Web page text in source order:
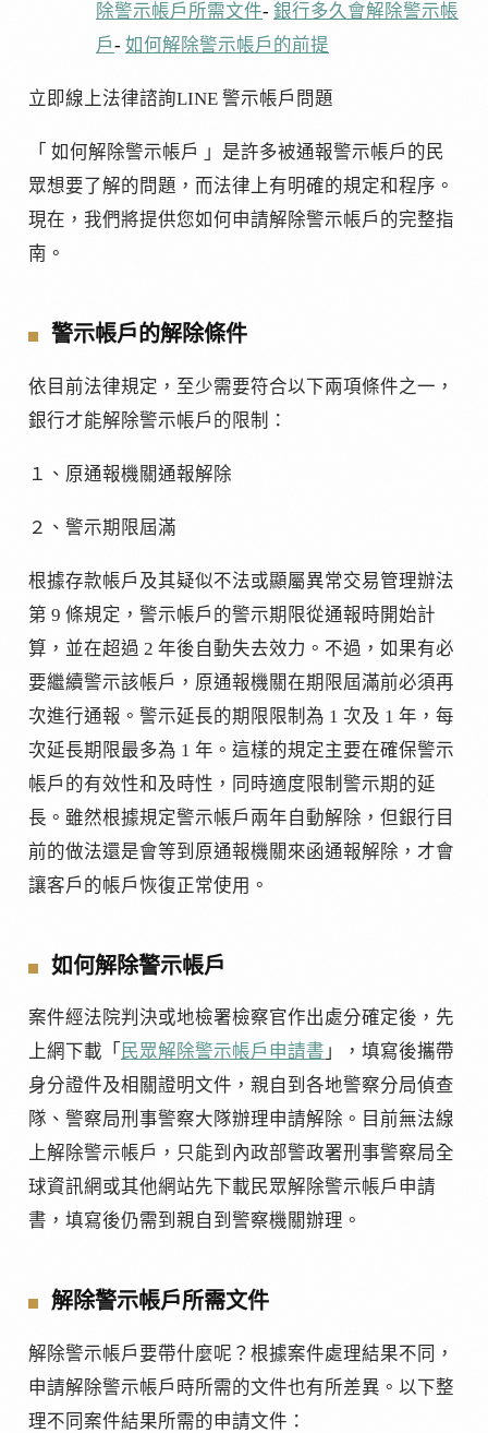
除警示帳戶所需文件- 銀行多久會解除警示帳
戶- 如何解除警示帳戶的前提
立即線上法律諮詢LINE 警示帳戶問題
「 如何解除警示帳戶 」是許多被通報警示帳戶的民
眾想要了解的問題，而法律上有明確的規定和程序。
現在，我們將提供您如何申請解除警示帳戶的完整指
南。
警示帳戶的解除條件
依目前法律規定，至少需要符合以下兩項條件之一，
銀行才能解除警示帳戶的限制：
１、原通報機關通報解除
２、警示期限屆滿
根據存款帳戶及其疑似不法或顯屬異常交易管理辦法
第 9 條規定，警示帳戶的警示期限從通報時開始計
算，並在超過 2 年後自動失去效力。不過，如果有必
要繼續警示該帳戶，原通報機關在期限屆滿前必須再
次進行通報。警示延長的期限限制為 1 次及 1 年，每
次延長期限最多為 1 年。這樣的規定主要在確保警示
帳戶的有效性和及時性，同時適度限制警示期的延
長。雖然根據規定警示帳戶兩年自動解除，但銀行目
前的做法還是會等到原通報機關來函通報解除，才會
讓客戶的帳戶恢復正常使用。
如何解除警示帳戶
案件經法院判決或地檢署檢察官作出處分確定後，先
上網下載「 民眾解除警示帳戶申請書 」，填寫後攜帶
身分證件及相關證明文件，親自到各地警察分局偵查
隊、警察局刑事警察大隊辦理申請解除。目前無法線
上解除警示帳戶，只能到內政部警政署刑事警察局全
球資訊網或其他網站先下載民眾解除警示帳戶申請
書，填寫後仍需到親自到警察機關辦理。
解除警示帳戶所需文件
解除警示帳戶要帶什麼呢？根據案件處理結果不同，
申請解除警示帳戶時所需的文件也有所差異。以下整
理不同案件結果所需的申請文件：